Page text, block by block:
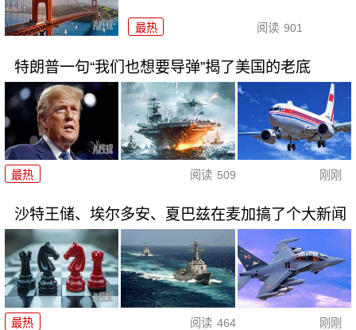
最热 阅读 901
特朗普一句“我们也想要导弹”揭了美国的老底
最热 阅读 509 刚刚
沙特王储、埃尔多安、夏巴兹在麦加搞了个大新闻
最热 阅读 464 刚刚